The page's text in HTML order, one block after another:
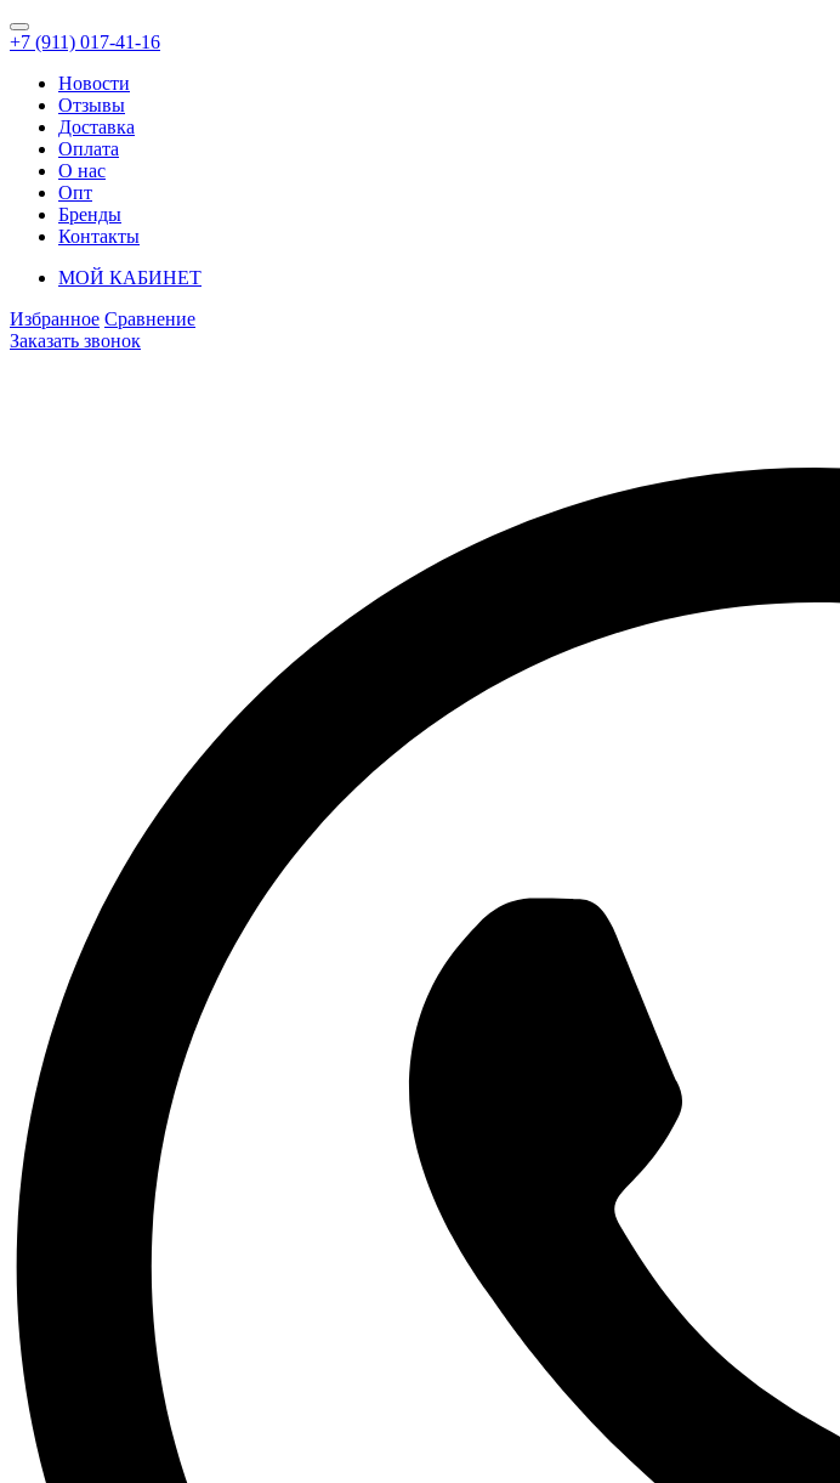
+7 (911) 017-41-16
Новости
Отзывы
Доставка
Оплата
О нас
Опт
Бренды
Контакты
МОЙ КАБИНЕТ
Избранное Сравнение
Заказать звонок